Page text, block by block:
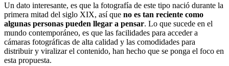
Un dato interesante, es que la fotografía de este tipo nació durante la
primera mitad del siglo XIX, así que no es tan reciente como
algunas personas pueden llegar a pensar. Lo que sucede en el
mundo contemporáneo, es que las facilidades para acceder a
cámaras fotográficas de alta calidad y las comodidades para
distribuir y viralizar el contenido, han hecho que se ponga el foco en
esta propuesta.